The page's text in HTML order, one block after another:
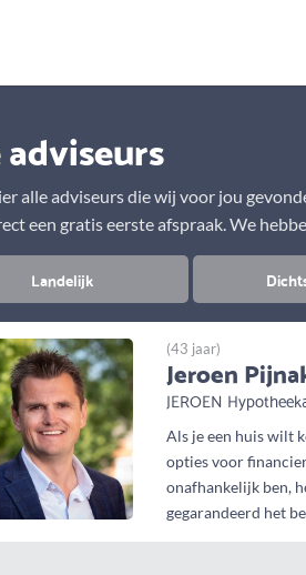
alle adviseurs die wij voor jou
een gratis eerste afspraak. We
Landelijk
(43 jaar)
Jeroen
JEROEN
Als je een huis wilt
opties voor
onafhankelijk ben,
gegarandeerd het